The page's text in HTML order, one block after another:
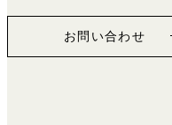
お問い合わせ